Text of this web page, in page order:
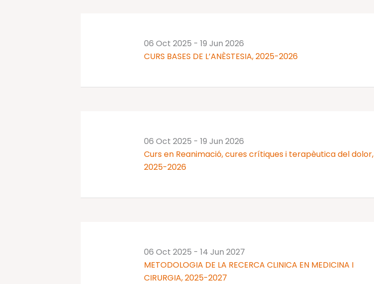
CURS BASES DE L’ANÈSTESIA, 2025-2026
06 Oct 2025 - 19 Jun 2026
Curs en Reanimació, cures crítiques i terapèutica del dolor,
2025-2026
06 Oct 2025 - 19 Jun 2026
METODOLOGIA DE LA RECERCA CLINICA EN MEDICINA I
CIRURGIA, 2025-2027
06 Oct 2025 - 14 Jun 2027